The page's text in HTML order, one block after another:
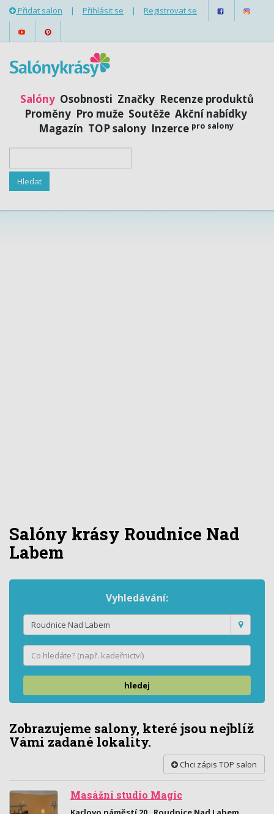
Přidat salon | Přihlásit se | Registrovat se
Salóny Osobnosti Značky Recenze produktů
Proměny Pro muže Soutěže Akční nabídky
Magazín TOP salony Inzerce pro salony
Salóny krásy Roudnice Nad
Labem
Vyhledávání:
hledej
Zobrazujeme salony, které jsou nejblíž
Vámi zadané lokality.
Chci zápis TOP salon
Masážní studio Magic